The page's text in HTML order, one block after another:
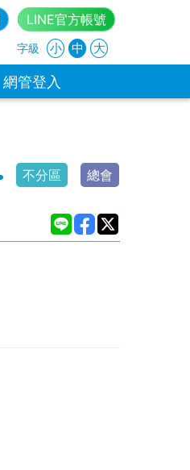
LINE官方帳號
字級 小 中 大
網管登入
不分區 總會